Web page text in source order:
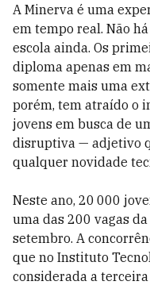
A Minerva é uma
em tempo real. Não
escola ainda. Os
diploma apenas em
somente mais uma
porém, tem atraído o
jovens em busca de
disruptiva — adjetivo
qualquer novidade
Neste ano, 20 000
uma das 200 vagas
setembro. A
que no Instituto
considerada a